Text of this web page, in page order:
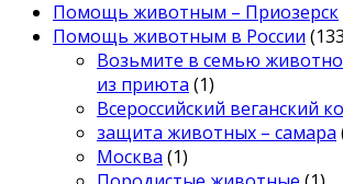
Помощь животным – Приозерск
Помощь животным в России
Возьмите в семью
из приюта (1)
Всероссийский веганский
защита животных – самара
Москва (1)